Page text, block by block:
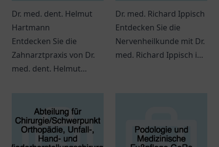
Dr. med. dent. Helmut
Hartmann
Entdecken Sie die
Zahnarztpraxis von Dr.
med. dent. Helmut
vielfältige
zahnmedizinische
Leistungen bietet.
Dr. med. Richard Ippisch
Entdecken Sie die
Nervenheilkunde mit Dr.
med. Richard Ippisch in
Umfeld erwarten Sie.